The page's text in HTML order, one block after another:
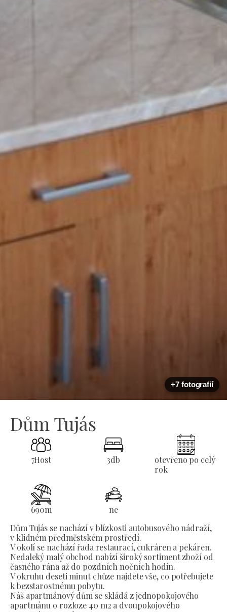
+7 fotografií
Dům Tujás
7Host 3db
otevřeno po celý
rok
690m
ne
Dům Tujás se nachází v blízkosti autobusového nádraží,
v klidném předměstském prostředí.
V okolí se nachází řada restaurací, cukráren a pekáren.
Nedaleký malý obchod nabízí široký sortiment zboží od
časného rána až do pozdních nočních hodin.
V okruhu deseti minut chůze najdete vše, co potřebujete
k bezstarostnému pobytu.
Náš apartmánový dům se skládá z jednopokojového
apartmánu o rozloze 40 m2 a dvoupokojového